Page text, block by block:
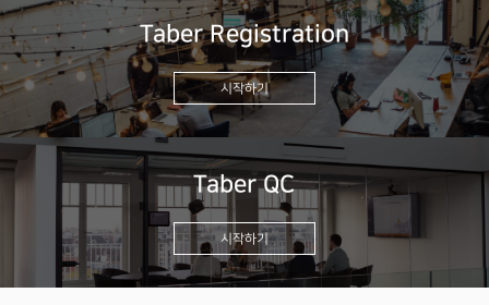
Taber Registration
시작하기
Taber QC
시작하기